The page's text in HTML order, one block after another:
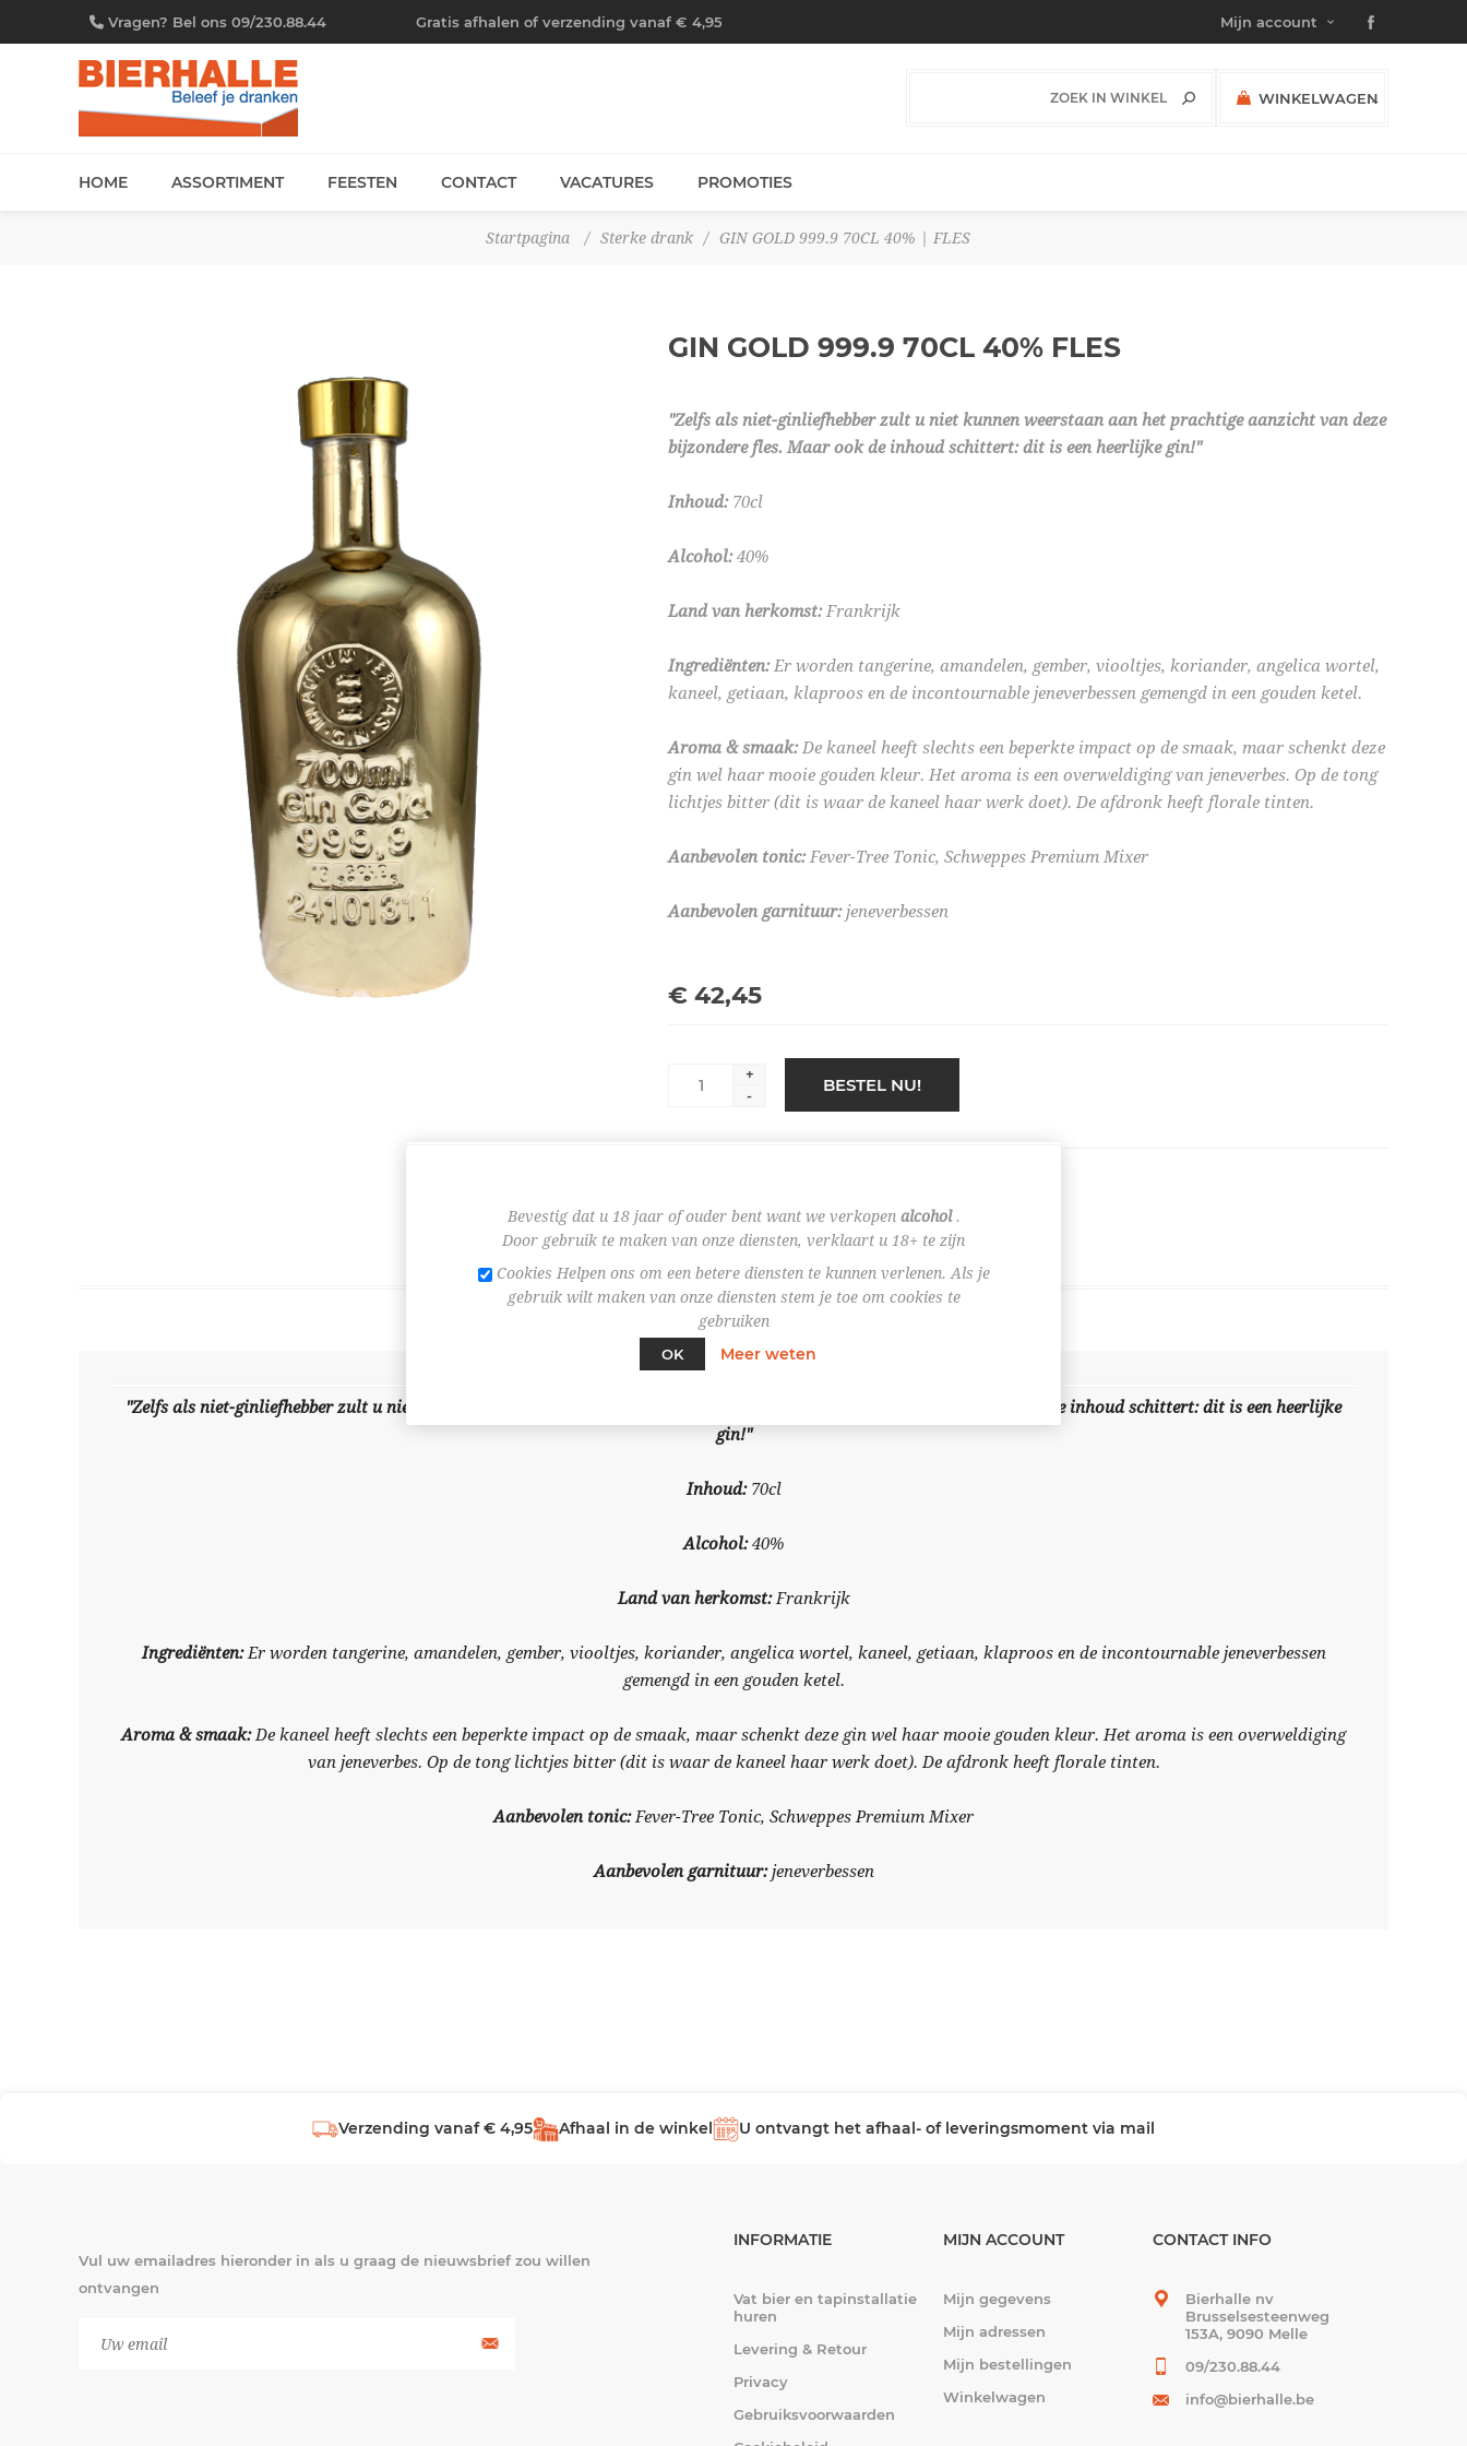
Vragen? Bel ons 09/230.88.44 Gratis afhalen of verzending vanaf € 4,95 Mijn account
WINKELWAGEN
HOME ASSORTIMENT FEESTEN CONTACT VACATURES PROMOTIES
Startpagina / Sterke drank / GIN GOLD 999.9 70CL 40% | FLES
GIN GOLD 999.9 70CL 40% FLES
"Zelfs als niet-ginliefhebber zult u niet kunnen weerstaan aan het prachtige aanzicht van deze
bijzondere fles. Maar ook de inhoud schittert: dit is een heerlijke gin!"
Inhoud: 70cl
Alcohol:40%
Land van herkomst:Frankrijk
Ingrediënten:Er worden tangerine, amandelen, gember, viooltjes, koriander, angelica wortel,
kaneel, getiaan, klaproos en de incontournable jeneverbessen gemengd in een gouden ketel.
Aroma & smaak:De kaneel heeft slechts een beperkte impact op de smaak, maar schenkt deze
gin wel haar mooie gouden kleur. Het aroma is een overweldiging van jeneverbes. Op de tong
lichtjes bitter (dit is waar de kaneel haar werk doet). De afdronk heeft florale tinten.
Aanbevolen tonic:Fever-Tree Tonic, Schweppes Premium Mixer
Aanbevolen garnituur: jeneverbessen
€ 42,45
+
-
BESTEL NU!
"Zelfs als niet-ginliefhebber zult u niet kunnen weerstaan aan het prachtige aanzicht van deze bijzondere fles. Maar ook de inhoud schittert: dit is een heerlijke
gin!"
Inhoud: 70cl
Alcohol:40%
Land van herkomst:Frankrijk
Ingrediënten:Er worden tangerine, amandelen, gember, viooltjes, koriander, angelica wortel, kaneel, getiaan, klaproos en de incontournable jeneverbessen
gemengd in een gouden ketel.
Aroma & smaak:De kaneel heeft slechts een beperkte impact op de smaak, maar schenkt deze gin wel haar mooie gouden kleur. Het aroma is een overweldiging
van jeneverbes. Op de tong lichtjes bitter (dit is waar de kaneel haar werk doet). De afdronk heeft florale tinten.
Aanbevolen tonic:Fever-Tree Tonic, Schweppes Premium Mixer
Aanbevolen garnituur:jeneverbessen
Verzending vanaf € 4,95 Afhaal in de winkel U ontvangt het afhaal- of leveringsmoment via mail
Vul uw emailadres hieronder in als u graag de nieuwsbrief zou willen
ontvangen
INFORMATIE
Vat bier en tapinstallatie
huren
Levering & Retour
Privacy
Gebruiksvoorwaarden
MIJN ACCOUNT
Mijn gegevens
Mijn adressen
Mijn bestellingen
Winkelwagen
CONTACT INFO
Bierhalle nv
Brusselsesteenweg
153A, 9090 Melle
09/230.88.44
info@bierhalle.be
Bevestig dat u 18 jaar of ouder bent want we verkopen alcohol.
Door gebruik te maken van onze diensten, verklaart u 18+ te zijn
Cookies Helpen ons om een betere diensten te kunnen verlenen. Als je
gebruik wilt maken van onze diensten stem je toe om cookies te
gebruiken
OK
Meer weten